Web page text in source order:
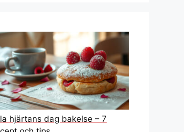
hjärtans dag bakelse – 7